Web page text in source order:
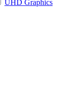
UHD Graphics